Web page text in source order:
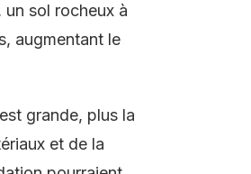
sol rocheux à
augmentant le
grande, plus la
et de la